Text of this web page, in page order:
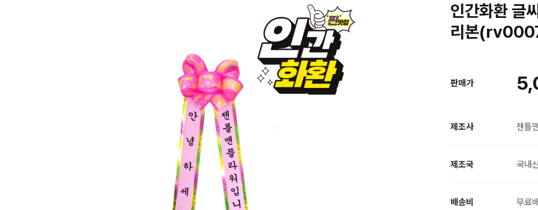
인간화환 글
리본
판매가
제조사 젠틀
제조국 국내
배송비 무료